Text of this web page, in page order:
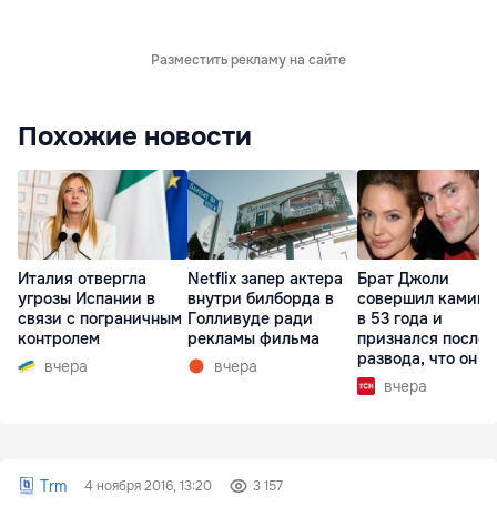
Разместить рекламу на сайте
Похожие новости
Италия отвергла
угрозы Испании в
связи с пограничным
контролем
вчера
Netflix запер актера
внутри билборда в
Голливуде ради
рекламы фильма
вчера
Брат Джоли
совершил
в 53 года и
признался после
развода, что он
вчера
Trm 4 ноября 2016, 13:20 3 157